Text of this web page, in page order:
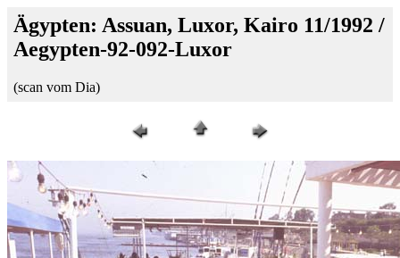
Ägypten: Assuan, Luxor, Kairo 11/1992 /
Aegypten-92-092-Luxor
(scan vom Dia)